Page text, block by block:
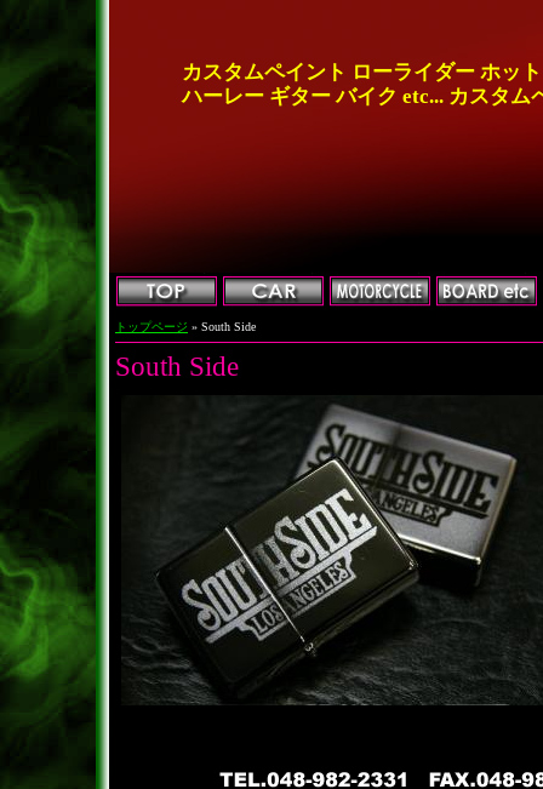
カスタムペイント ローライダー ホッ
ハーレー ギター バイク etc... カスタム
トップページ » South Side
South Side